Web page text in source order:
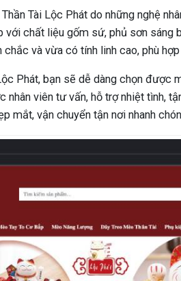
Tài Lộc Phát do những nghệ
chất liệu gốm sứ, phủ sơn sáng
và vừa có tính linh cao, phù
Phát, bạn sẽ dễ dàng chọn được
nhân viên tư vấn, hỗ trợ nhiệt tình,
mắt, vận chuyển tận nơi nhanh